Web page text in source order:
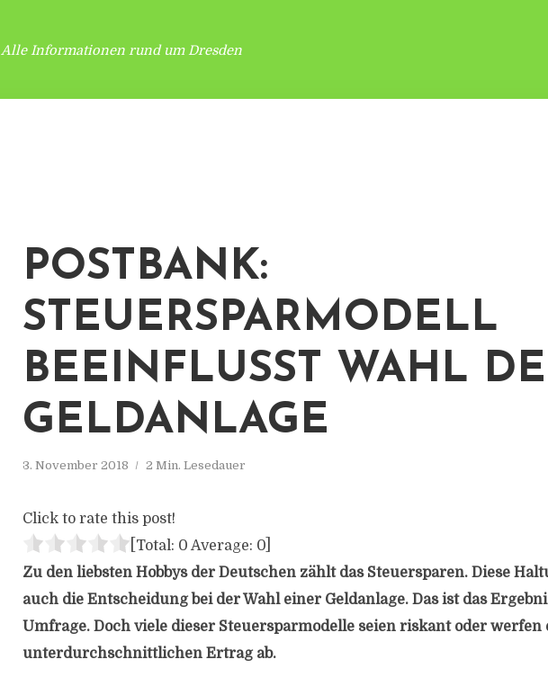
Alle Informationen rund um Dresden
POSTBANK:
STEUERSPARMODELL
BEEINFLUSST WAHL
GELDANLAGE
3. November 2018 2 Min. Lesedauer
Click to rate this post!
[Total: 0 Average: 0
Zu den liebsten Hobbys der Deutschen zählt das Steuersparen. Diese
auch die Entscheidung bei der Wahl einer Geldanlage. Das ist das
Umfrage. Doch viele dieser Steuersparmodelle seien riskant oder werfen
unterdurchschnittlichen Ertrag ab.